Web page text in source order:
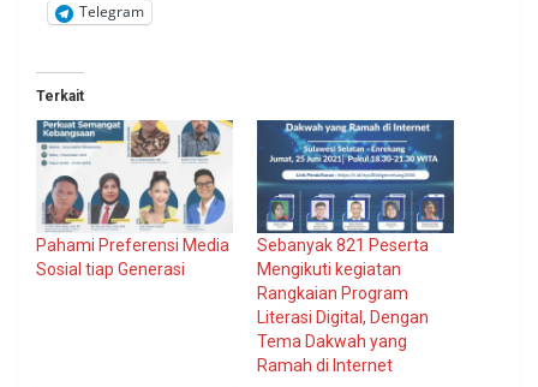
Telegram
Terkait
Pahami Preferensi Media
Sosial tiap Generasi
Sebanyak 821 Peserta
Mengikuti kegiatan
Rangkaian Program
Literasi Digital, Dengan
Tema Dakwah yang
Ramah di Internet